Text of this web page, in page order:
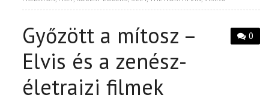
0
Győzött a mítosz –
Elvis és a zenész-
életrajzi filmek